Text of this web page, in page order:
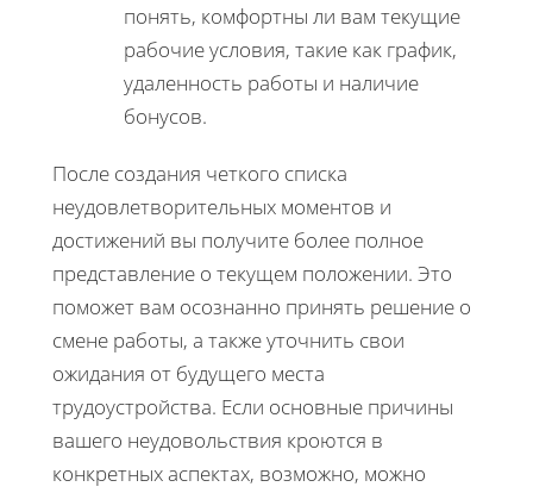
понять, комфортны ли вам текущие
рабочие условия, такие как график,
удаленность работы и наличие
бонусов.
После создания четкого списка
неудовлетворительных моментов и
достижений вы получите более полное
представление о текущем положении. Это
поможет вам осознанно принять решение о
смене работы, а также уточнить свои
ожидания от будущего места
трудоустройства. Если основные причины
вашего неудовольствия кроются в
конкретных аспектах, возможно, можно